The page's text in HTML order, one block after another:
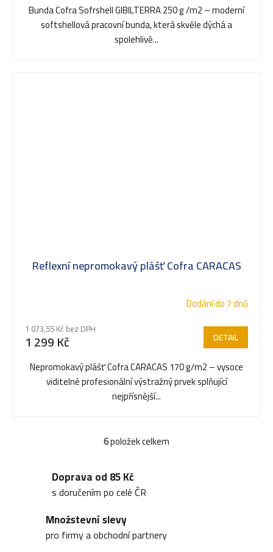
Bunda Cofra Sofrshell GIBILTERRA 250 g /m2 – moderní
softshellová pracovní bunda, která skvěle dýchá a
spolehlivě...
Reflexní nepromokavý plášť Cofra CARACAS
Dodání do 7 dnů
1 073,55 Kč bez DPH
1 299 Kč DETAIL
Nepromokavý plášť Cofra CARACAS 170 g/m2 – vysoce
viditelné profesionální výstražný prvek splňující
nejpřísnější...
O
l
d
6položek celkem
Doprava od 85 Kč
s doručením po celé ČR
Množstevní slevy
pro firmy a obchodní partnery